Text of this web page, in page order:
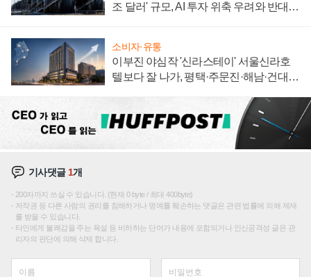
조 달러' 규모, AI 투자 위축 우려와 반대
소비자·유통
이부진 야심작 '신라스테이' 서울신라호
텔보다 잘 나가, 평택·주문진·해남·건대로
기사댓글 1개
200자까지 쓰실 수 있습니다. (현재 0 byte / 최대 400byte)
저작권 등 다른 사람의 권리를 침해하거나 명예를 훼손하는 댓글은 관련 법률에 의해 제재
를 받을 수 있습니다.
타인에게 불쾌감을 주는 욕설 등 비하하는 단어가 내용에 포함되거나 인신공격성 글은 관
리자의 판단에 의해 삭제 합니다.